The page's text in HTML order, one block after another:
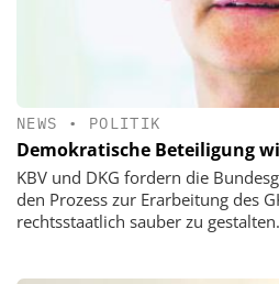
NEWS • POLITIK
Demokratische Beteiligung
KBV und DKG fordern die
den Prozess zur Erarbeitung des
rechtsstaatlich sauber zu gestalten.